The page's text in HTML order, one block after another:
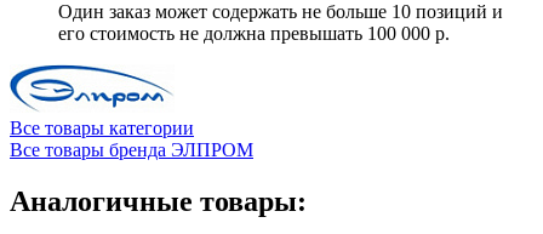
Один заказ может содержать не больше 10 позиций и
его стоимость не должна превышать 100 000 р.
Все товары категории
Все товары бренда ЭЛПРОМ
Аналогичные товары: